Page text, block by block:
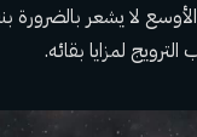
لا يشعر بالضرورة
لمزايا بقائه.